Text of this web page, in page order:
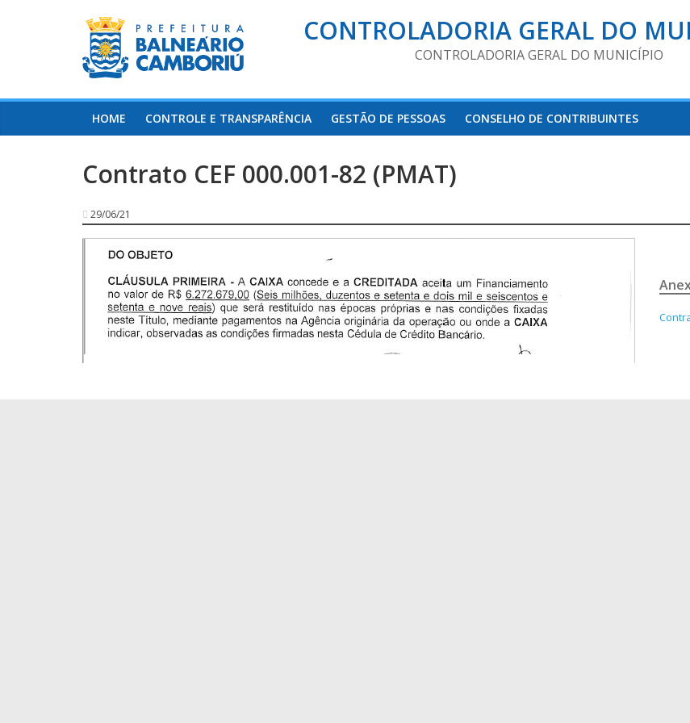
CONTROLADORIA GERAL DO
CONTROLADORIA GERAL DO MUNICÍPIO
HOME CONTROLE E TRANSPARÊNCIA GESTÃO DE PESSOAS CONSELHO DE CONTRIBUINTES
Contrato CEF 000.001-82 (PMAT)
29/06/21